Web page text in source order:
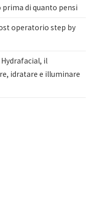
di quanto pensi
operatorio step by
il
idratare e illuminare